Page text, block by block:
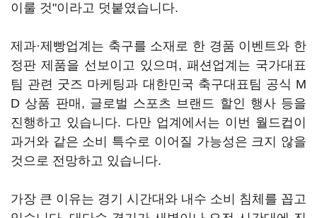
이룰 것"이라고 덧붙였습니다.
제과·제빵업계는 축구를 소재로 한 경품 이벤트와 한
정판 제품을 선보이고 있으며, 패션업계는 국가대표
팀 관련 굿즈 마케팅과 대한민국 축구대표팀 공식 M
D 상품 판매, 글로벌 스포츠 브랜드 할인 행사 등을
진행하고 있습니다. 다만 업계에서는 이번 월드컵이
과거와 같은 소비 특수로 이어질 가능성은 크지 않을
것으로 전망하고 있습니다.
가장 큰 이유는 경기 시간대와 내수 소비 침체를 꼽고